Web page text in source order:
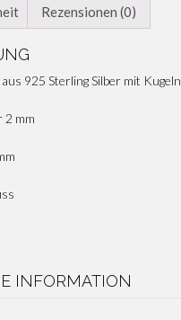
Rezensionen (0)
925 Sterling Silber mit Kugeln
2 mm
INFORMATION